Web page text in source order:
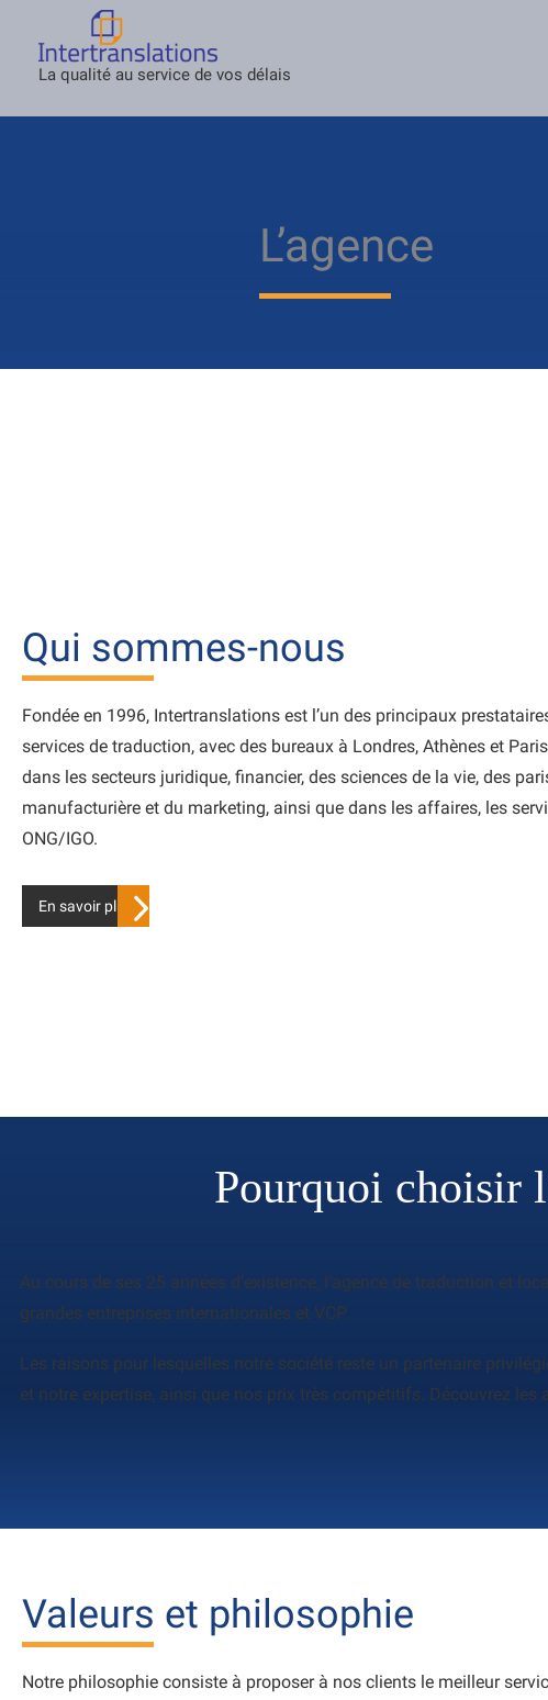
La qualité au service de vos délais
L’agence
Qui sommes-nous
Fondée en 1996, Intertranslations est l’un des principaux
services de traduction, avec des bureaux à Londres, Athènes et
dans les secteurs juridique, financier, des sciences de la vie, des
manufacturière et du marketing, ainsi que dans les affaires, les
ONG/IGO.
En savoir plus
Pourquoi choisir
Au cours de ses 25 années d’existence, l’agence de traduction et
grandes entreprises internationales et VCP.
Les raisons pour lesquelles notre société reste un partenaire
et notre expertise, ainsi que nos prix très compétitifs. Découvrez
Valeurs et philosophie
Notre philosophie consiste à proposer à nos clients le meilleur